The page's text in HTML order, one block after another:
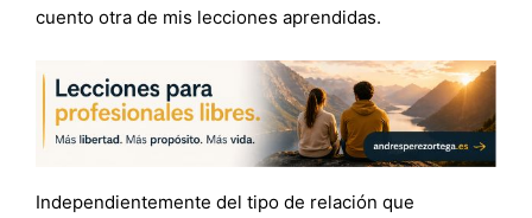
cuento otra de mis lecciones aprendidas.
Independientemente del tipo de relación que